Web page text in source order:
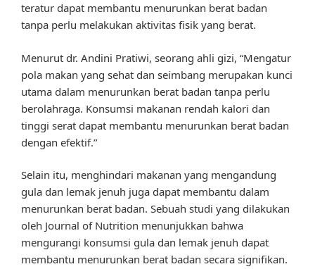
teratur dapat membantu menurunkan berat badan
tanpa perlu melakukan aktivitas fisik yang berat.
Menurut dr. Andini Pratiwi, seorang ahli gizi, “Mengatur
pola makan yang sehat dan seimbang merupakan kunci
utama dalam menurunkan berat badan tanpa perlu
berolahraga. Konsumsi makanan rendah kalori dan
tinggi serat dapat membantu menurunkan berat badan
dengan efektif.”
Selain itu, menghindari makanan yang mengandung
gula dan lemak jenuh juga dapat membantu dalam
menurunkan berat badan. Sebuah studi yang dilakukan
oleh Journal of Nutrition menunjukkan bahwa
mengurangi konsumsi gula dan lemak jenuh dapat
membantu menurunkan berat badan secara signifikan.